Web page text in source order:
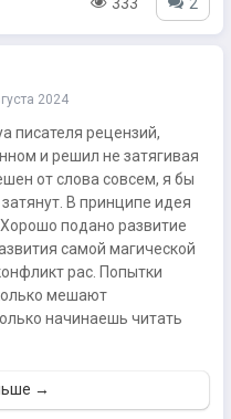
2024
писателя рецензий,
и решил не затягивая
от слова совсем, я бы
В принципе идея
подано развитие
самой магической
рас. Попытки
мешают
начинаешь читать
→